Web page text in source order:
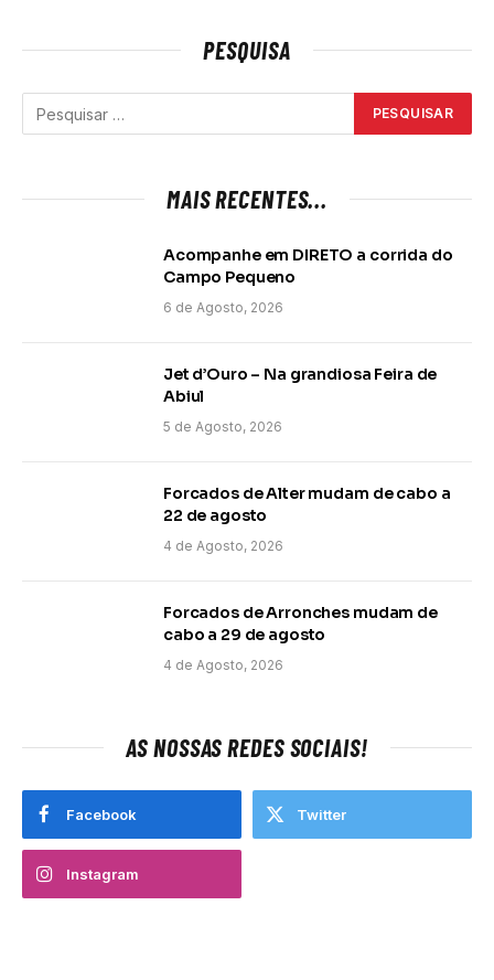
PESQUISA
MAIS RECENTES...
Acompanhe em DIRETO a corrida do
Campo Pequeno
6 de Agosto, 2026
Jet d’Ouro – Na grandiosa Feira de
Abiul
5 de Agosto, 2026
Forcados de Alter mudam de cabo a
22 de agosto
4 de Agosto, 2026
Forcados de Arronches mudam de
cabo a 29 de agosto
4 de Agosto, 2026
AS NOSSAS REDES SOCIAIS!
Facebook Twitter
Instagram